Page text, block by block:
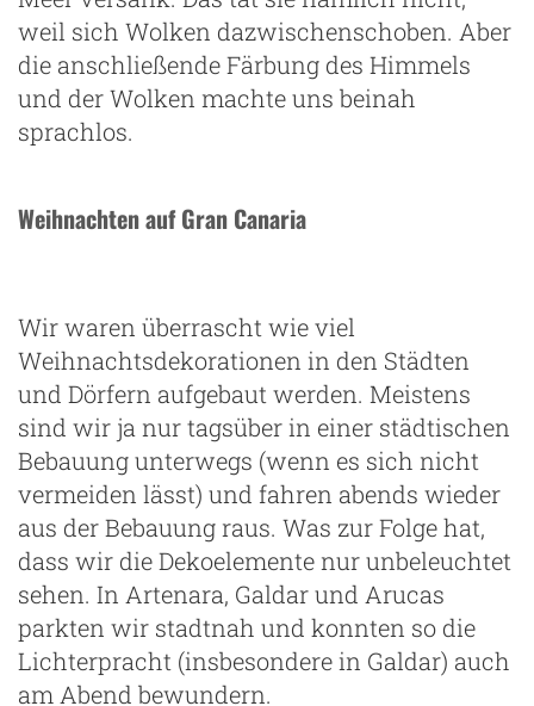
weil sich Wolken dazwischenschoben. Aber
die anschließende Färbung des Himmels
und der Wolken machte uns beinah
sprachlos.
Weihnachten auf Gran Canaria
Wir waren überrascht wie viel
Weihnachtsdekorationen in den Städten
und Dörfern aufgebaut werden. Meistens
sind wir ja nur tagsüber in einer städtischen
Bebauung unterwegs (wenn es sich nicht
vermeiden lässt) und fahren abends wieder
aus der Bebauung raus. Was zur Folge hat,
dass wir die Dekoelemente nur unbeleuchtet
sehen. In Artenara, Galdar und Arucas
parkten wir stadtnah und konnten so die
Lichterpracht (insbesondere in Galdar) auch
am Abend bewundern.